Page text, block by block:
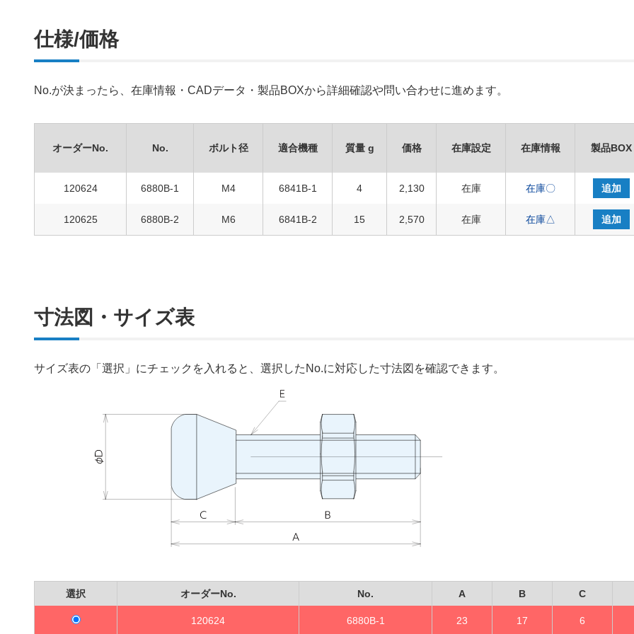
仕様/価格
No.が決まったら、在庫情報・CADデータ・製品BOXから詳細確認や問い合わせに進めます。
オーダーNo. No. ボルト径 適合機種 質量 g 価格 在庫設定 在庫情報 製品BOX
120624 6880B-1 M4 6841B-1 4 2,130 在庫 在庫〇 追加
120625 6880B-2 M6 6841B-2 15 2,570 在庫 在庫△ 追加
寸法図・サイズ表
サイズ表の「選択」にチェックを入れると、選択したNo.に対応した寸法図を確認できます。
選択 オーダーNo. No. A B C
120624 6880B-1 23 17 6